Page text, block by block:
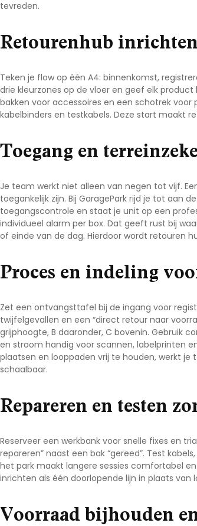
Noord-Holland
Zeeland
Zuid-Holland
tevreden.
Retourenhub
Teken je flow op één A4: binnenkomst,
drie kleurzones op de vloer en geef elk
bakken voor accessoires en een schotrek
kabelbinders en testkabels. Deze start maakt
Toegang en
Je team werkt niet alleen van negen tot vijf.
toegankelijk zijn. Bij GaragePark rijd je tot aan
toegangscontrole en staat je unit op een
individueel alarm per box. Dat geeft rust bij
of einde van de dag. Hierdoor wordt retouren
Proces en indeling
Zet een ontvangsttafel bij de ingang voor
twijfelgevallen en een “direct retour naar
grijphoogte, B daaronder, C bovenin. Gebruik
en stroom handig voor scannen, labelprinten
plaatsen en looppaden vrij te houden, werkt je
schaalbaar.
Repareren en testen
Reserveer een werkbank voor snelle fixes en
repareren” naast een bak “gereed”. Test
het park maakt langere sessies comfortabel
inrichten als één doorlopende lijn in plaats van
Voorraad bijhouden